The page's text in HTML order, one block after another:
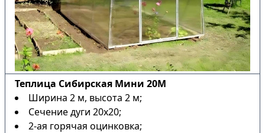
Теплица Сибирская Мини 20М
Ширина 2 м, высота 2 м;
Сечение дуги 20х20;
2-ая горячая оцинковка;